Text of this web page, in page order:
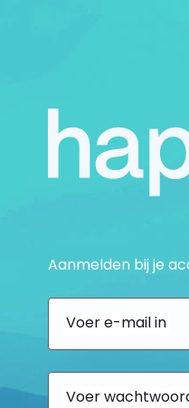
Aanmelden bij je
Voer e-mail in
Voer